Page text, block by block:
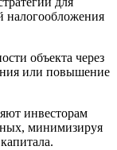
налогообложения
объекта через
или повышение
инвесторам
минимизируя